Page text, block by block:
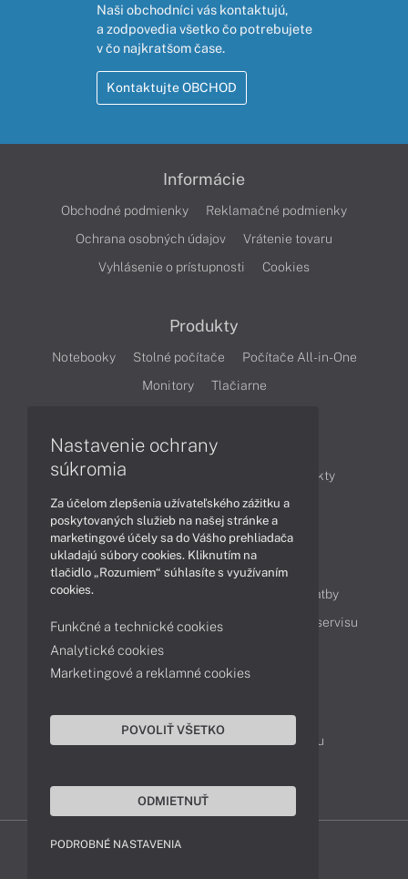
Naši obchodníci vás kontaktujú,
a zodpovedia všetko čo potrebujete
v čo najkratšom čase.
Kontaktujte OBCHOD
Informácie
Obchodné podmienky
Reklamačné podmienky
Ochrana osobných údajov
Vrátenie tovaru
Vyhlásenie o prístupnosti
Cookies
Produkty
Notebooky Stolné počítače
Počítače All-in-One
Monitory
Tlačiarne
Články
Obchodné informácie
Produkty
Technológie
Videá
Obsah
Ako nakupovať
Možnosti doručenia a platby
Podpora a servis
Servisné služby Cenník servisu
Kontakty
043 4224 771
Obchodné oddelenie
Reklamácia tovaru
Nastavenie ochrany
súkromia
Za účelom zlepšenia užívateľského zážitku a
poskytovaných služieb na našej stránke a
marketingové účely sa do Vášho prehliadača
ukladajú súbory cookies. Kliknutím na
tlačidlo „Rozumiem“ súhlasíte s využívaním
cookies.
Funkčné a technické cookies
Analytické cookies
Marketingové a reklamné cookies
POVOLIŤ VŠETKO
ODMIETNUŤ
PODROBNÉ NASTAVENIA